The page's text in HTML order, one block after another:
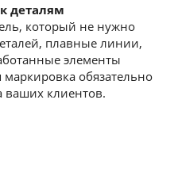
деталям
который не нужно
плавные линии,
элементы
обязательно
ваших клиентов.